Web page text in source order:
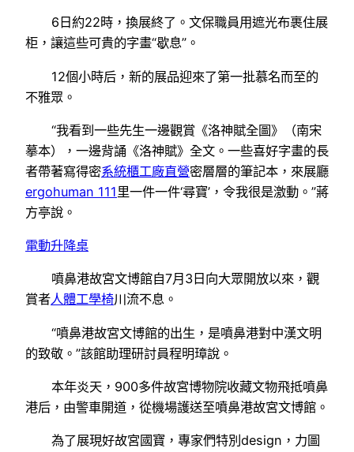
6日約22時，換展終了。文保職員用遮光布裹住展
柜，讓這些可貴的字畫“歇息”。
12個小時后，新的展品迎來了第一批慕名而至的
不雅眾。
“我看到一些先生一邊觀賞《洛神賦全圖》（南宋
摹本），一邊背誦《洛神賦》全文。一些喜好字畫的長
者帶著寫得密系統櫃工廠直營密層層的筆記本，來展廳
ergohuman 111 里一件一件‘尋寶’，令我很是激動。”蔣
方亭說。
電動升降桌
噴鼻港故宮文博館自7月3日向大眾開放以來，觀
賞者人體工學椅川流不息。
“噴鼻港故宮文博館的出生，是噴鼻港對中漢文明
的致敬。”該館助理研討員程明璋說。
本年炎天，900多件故宮博物院收藏文物飛抵噴鼻
港后，由警車開道，從機場護送至噴鼻港故宮文博館。
為了展現好故宮國寶，專家們特別design，力圖